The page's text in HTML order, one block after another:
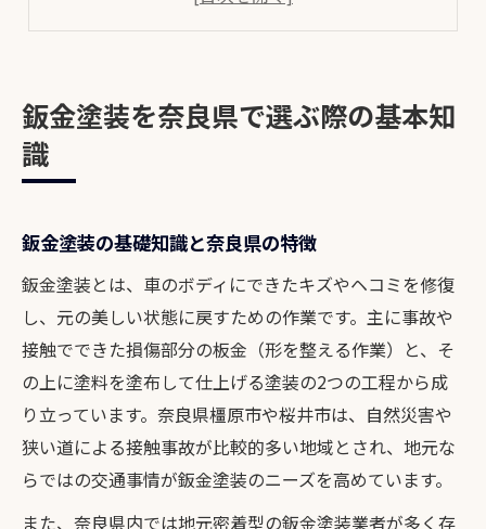
橿原市や桜井市でキズ修理を考えるなら
鈑金塗装でキズ修理する最適なタイミング
キズ修理でよくある疑問と鈑金塗装の答え
地元密着型の鈑金塗装サービスの実態
信頼できる鈑金塗装の選び方とは何か
信頼される鈑金塗装店の特徴を解説
鈑金塗装で口コミ重視するべき理由
安心できる鈑金塗装技術の見極め方
鈑金塗装の見積もり比較で失敗しない方法
鈑金塗装を奈良県で選ぶ際の基本知
識
鈑金塗装の基礎知識と奈良県の特徴
鈑金塗装とは、車のボディにできたキズやヘコミを修復
し、元の美しい状態に戻すための作業です。主に事故や
接触でできた損傷部分の板金（形を整える作業）と、そ
の上に塗料を塗布して仕上げる塗装の2つの工程から成
り立っています。奈良県橿原市や桜井市は、自然災害や
狭い道による接触事故が比較的多い地域とされ、地元な
らではの交通事情が鈑金塗装のニーズを高めています。
また、奈良県内では地元密着型の鈑金塗装業者が多く存